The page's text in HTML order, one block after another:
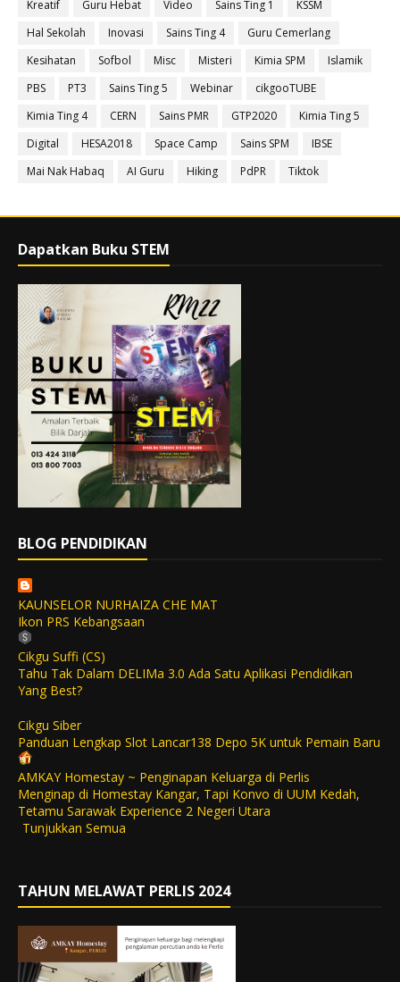
Kreatif
Guru Hebat Video Sains Ting 1
KSSM
Hal Sekolah
Inovasi Sains Ting 4
Guru Cemerlang
Kesihatan
Sofbol Misc Misteri Kimia SPM
Islamik
PBS
PT3 Sains Ting 5 Webinar
cikgooTUBE
Kimia Ting 4
CERN Sains PMR GTP2020
Kimia Ting 5
Digital
HESA2018 Space Camp Sains SPM
IBSE
Mai Nak Habaq
AI Guru Hiking PdPR Tiktok
Dapatkan Buku STEM
BLOG PENDIDIKAN
KAUNSELOR NURHAIZA CHE MAT
Ikon PRS Kebangsaan
Cikgu Suffi (CS)
Tahu Tak Dalam DELIMa 3.0 Ada Satu Aplikasi Pendidikan
Yang Best?
Cikgu Siber
Panduan Lengkap Slot Lancar138 Depo 5K untuk Pemain Baru
AMKAY Homestay ~ Penginapan Keluarga di Perlis
Menginap di Homestay Kangar, Tapi Konvo di UUM Kedah,
Tetamu Sarawak Experience 2 Negeri Utara
Tunjukkan Semua
TAHUN MELAWAT PERLIS 2024